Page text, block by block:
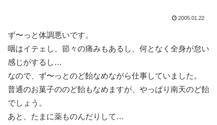
2005.01.22
ず〜っと体調悪いです。
咽はイテェし、節々の痛みもあるし、何となく全身が怠い
感じがするし…
なので、ず〜っとのど飴なめながら仕事していました。
普通のお菓子ののど飴もなめますが、やっぱり南天のど飴
でしょう。
あと、たまに薬ものんだりして…